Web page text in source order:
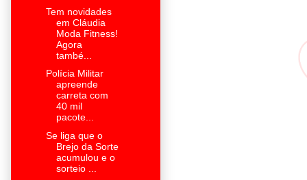
Tem novidades
em Cláudia
Moda Fitness!
Agora
també...
Polícia Militar
apreende
carreta com
40 mil
pacote...
Se liga que o
Brejo da Sorte
acumulou e o
sorteio ...